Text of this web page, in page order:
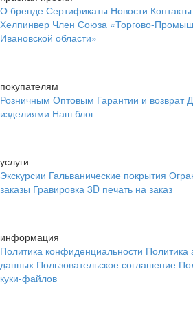
О бренде Сертификаты Новости Контакты
Хелпинвер Член Союза «Торгово-
Ивановской области»
покупателям
Розничным Оптовым Гарантии и возврат
изделиями Наш блог
услуги
Экскурсии Гальванические покрытия
заказы Гравировка 3D печать на заказ
информация
Политика конфиденциальности Политика
данных Пользовательское соглашение
куки-файлов